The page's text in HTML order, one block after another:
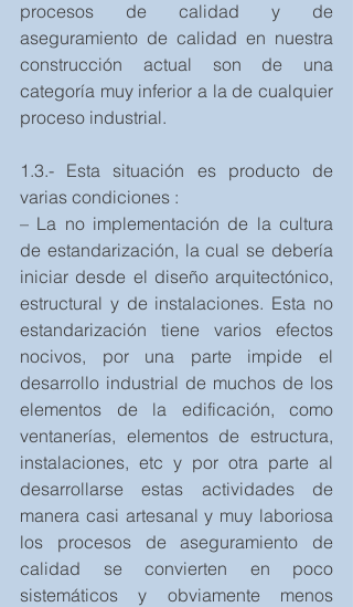
procesos de calidad y de
aseguramiento de calidad en nuestra
construcción actual son de una
categoría muy inferior a la de cualquier
proceso industrial.
1.3.- Esta situación es producto de
varias condiciones :
– La no implementación de la cultura
de estandarización, la cual se debería
iniciar desde el diseño arquitectónico,
estructural y de instalaciones. Esta no
estandarización tiene varios efectos
nocivos, por una parte impide el
desarrollo industrial de muchos de los
elementos de la edificación, como
ventanerías, elementos de estructura,
instalaciones, etc y por otra parte al
desarrollarse estas actividades de
manera casi artesanal y muy laboriosa
los procesos de aseguramiento de
calidad se convierten en poco
sistemáticos y obviamente menos